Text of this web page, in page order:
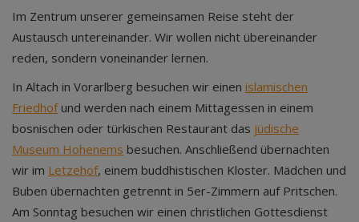
Im Zentrum unserer gemeinsamen Reise steht der
Austausch untereinander. Wir wollen nicht übereinander
reden, sondern voneinander lernen.
In Altach in Vorarlberg besuchen wir einen islamischen
Friedhofund werden nach einem Mittagessen in einem
bosnischen oder türkischen Restaurant das jüdische
Museum Hohenems besuchen. Anschließend übernachten
wir im Letzehof, einem buddhistischen Kloster. Mädchen und
Buben übernachten getrennt in 5er-Zimmern auf Pritschen.
Am Sonntag besuchen wir einen christlichen Gottesdienst